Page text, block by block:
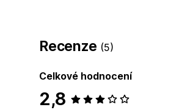
Recenze (5)
Celkové hodnocení
2,8